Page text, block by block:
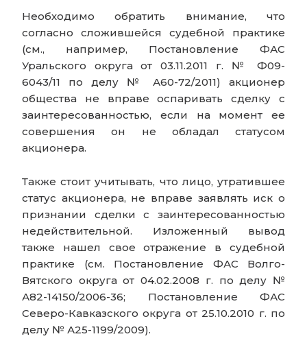
Необходимо обратить внимание, что
согласно сложившейся судебной практике
(см., например, Постановление ФАС
Уральского округа от 03.11.2011 г. № Ф09-
6043/11 по делу № А60-72/2011) акционер
общества не вправе оспаривать сделку с
заинтересованностью, если на момент ее
совершения он не обладал статусом
акционера.
Также стоит учитывать, что лицо, утратившее
статус акционера, не вправе заявлять иск о
признании сделки с заинтересованностью
недействительной. Изложенный вывод
также нашел свое отражение в судебной
практике (см. Постановление ФАС Волго-
Вятского округа от 04.02.2008 г. по делу №
А82-14150/2006-36; Постановление ФАС
Северо-Кавказского округа от 25.10.2010 г. по
делу № А25-1199/2009).